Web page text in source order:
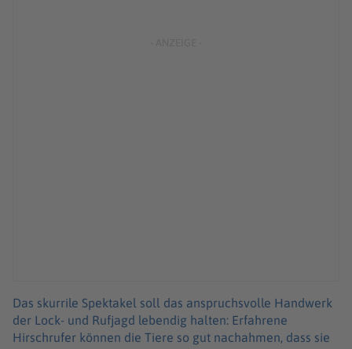
Das skurrile Spektakel soll das anspruchsvolle Handwerk
der Lock- und Rufjagd lebendig halten: Erfahrene
Hirschrufer können die Tiere so gut nachahmen, dass sie